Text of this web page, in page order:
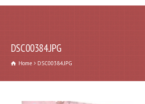
DSC00384.JPG
Home DSC00384.JPG